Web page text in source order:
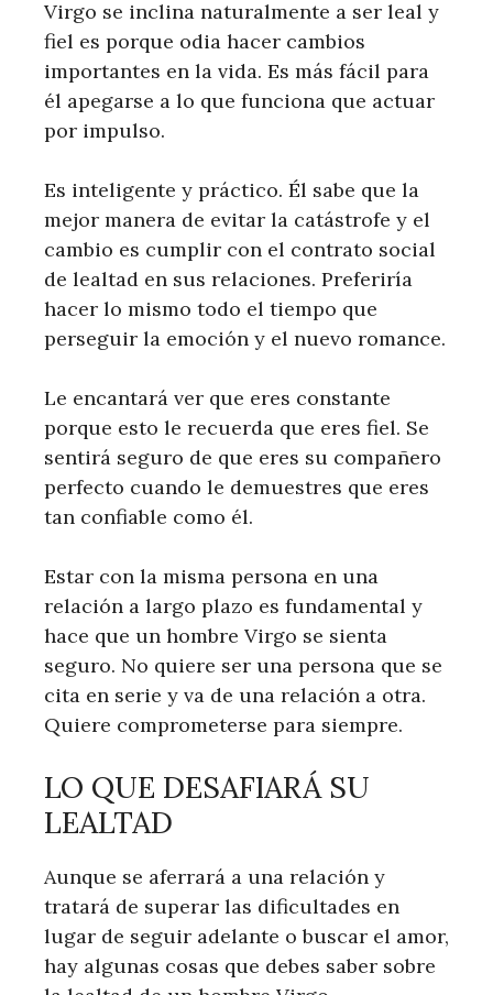
Virgo se inclina naturalmente a ser leal y
fiel es porque odia hacer cambios
importantes en la vida. Es más fácil para
él apegarse a lo que funciona que actuar
por impulso.
Es inteligente y práctico. Él sabe que la
mejor manera de evitar la catástrofe y el
cambio es cumplir con el contrato social
de lealtad en sus relaciones. Preferiría
hacer lo mismo todo el tiempo que
perseguir la emoción y el nuevo romance.
Le encantará ver que eres constante
porque esto le recuerda que eres fiel. Se
sentirá seguro de que eres su compañero
perfecto cuando le demuestres que eres
tan confiable como él.
Estar con la misma persona en una
relación a largo plazo es fundamental y
hace que un hombre Virgo se sienta
seguro. No quiere ser una persona que se
cita en serie y va de una relación a otra.
Quiere comprometerse para siempre.
LO QUE DESAFIARÁ SU
LEALTAD
Aunque se aferrará a una relación y
tratará de superar las dificultades en
lugar de seguir adelante o buscar el amor,
hay algunas cosas que debes saber sobre